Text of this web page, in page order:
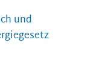
und